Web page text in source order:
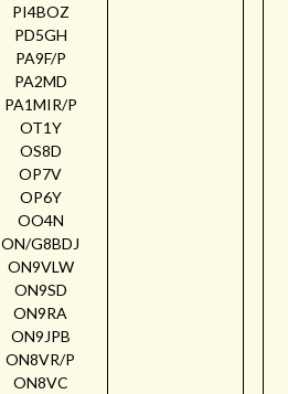
PI4BOZ
PD5GH
PA9F/P
PA2MD
PA1MIR/P
OT1Y
OS8D
OP7V
OP6Y
OO4N
ON/G8BDJ
ON9VLW
ON9SD
ON9RA
ON9JPB
ON8VR/P
ON8VC